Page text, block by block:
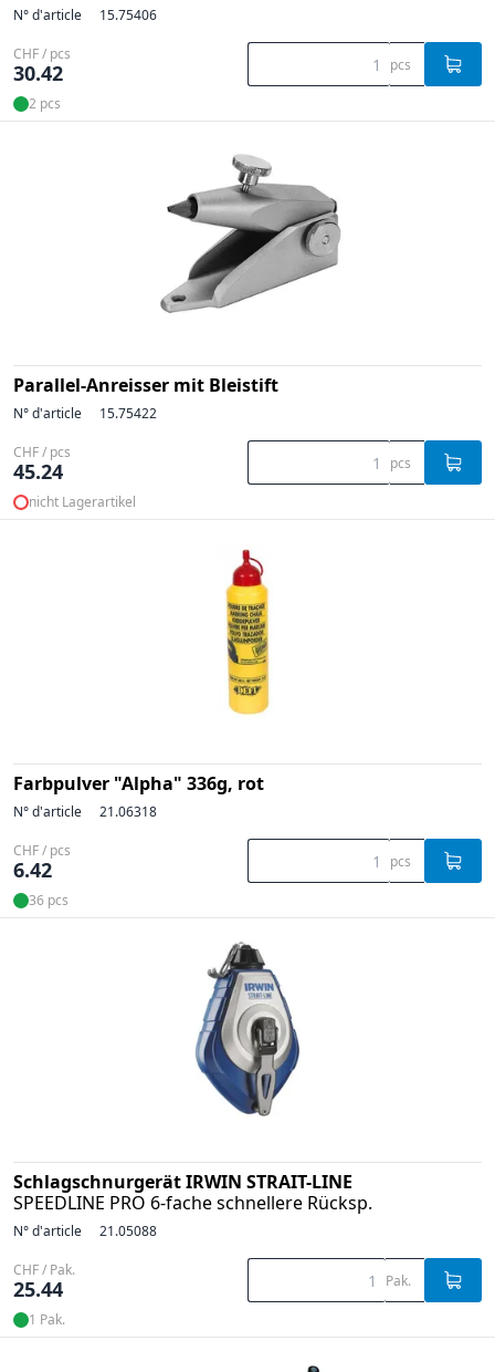
N° d'article 15.75406
CHF / pcs
30.42 pcs
2 pcs
Parallel-Anreisser mit Bleistift
N° d'article 15.75422
CHF / pcs
45.24 pcs
nicht Lagerartikel
Farbpulver "Alpha" 336g, rot
N° d'article 21.06318
CHF / pcs
6.42 pcs
36 pcs
Schlagschnurgerät IRWIN STRAIT-LINE
SPEEDLINE PRO 6-fache schnellere Rücksp.
N° d'article 21.05088
CHF / Pak.
25.44 Pak.
1 Pak.